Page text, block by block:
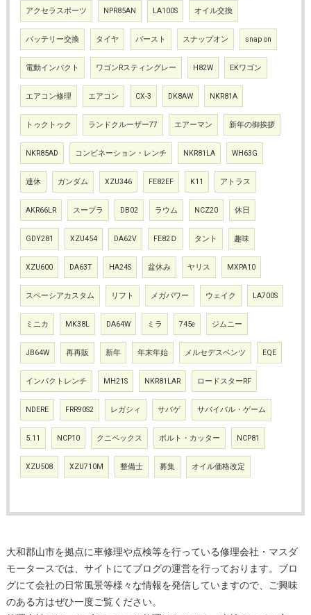
アクセラスポーツ NPR85AN LA100S オイル交換
バッテリー交換 タイヤ バースト スナップオン snap on
電動インパクト ワゴンRスティングレー H82W EKワゴン
エアコン修理 エアコン CX-3 DK8AW NKR81A
トゥクトゥク ランドクルーザー77 エアーマン 新年の御挨拶
NKR85AD コンビネーション・レンチ NKR81LA WH63G
連休 ガンダム XZU346 FE82EF K11 アトラス
AKR66LR スープラ DB02 ラウム NCZ20 休日
GDY281 XZU454 DA62V FE82Ｄ タント 趣味
XZU600 DA63T HA24S 盆休み ヤリス MXPA10
スペーシアカスタム リフト メガパワー ウェイク LA700S
ミニカ MK38L DA64W ミラ 745e ジムニー
JB64W 再再販 新年 年末年始 メルセデスベンツ EQE
インパクトレンチ MH21S NKR81LAR ロードスターRF
NDERE FRR90S2 レガシィ サバゲ サバイバル・ゲーム
5.11 NCP10 クニペックス ボルト・カッター NCP81
XZU508 XZU710M 整備士 募集 オイル価格改定
大和郡山市を拠点に車修理や点検等を行っている修理会社・マスダ
モータースでは、サイトにてブログの運営を行っております。ブロ
グにて会社の日常風景等様々な情報を発信していますので、ご興味
のある方はぜひ一度ご覧ください。